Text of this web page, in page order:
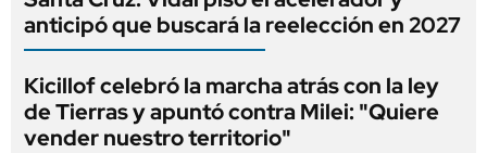
anticipó que buscará la reelección en 2027
Kicillof celebró la marcha atrás con la ley
de Tierras y apuntó contra Milei: "Quiere
vender nuestro territorio"